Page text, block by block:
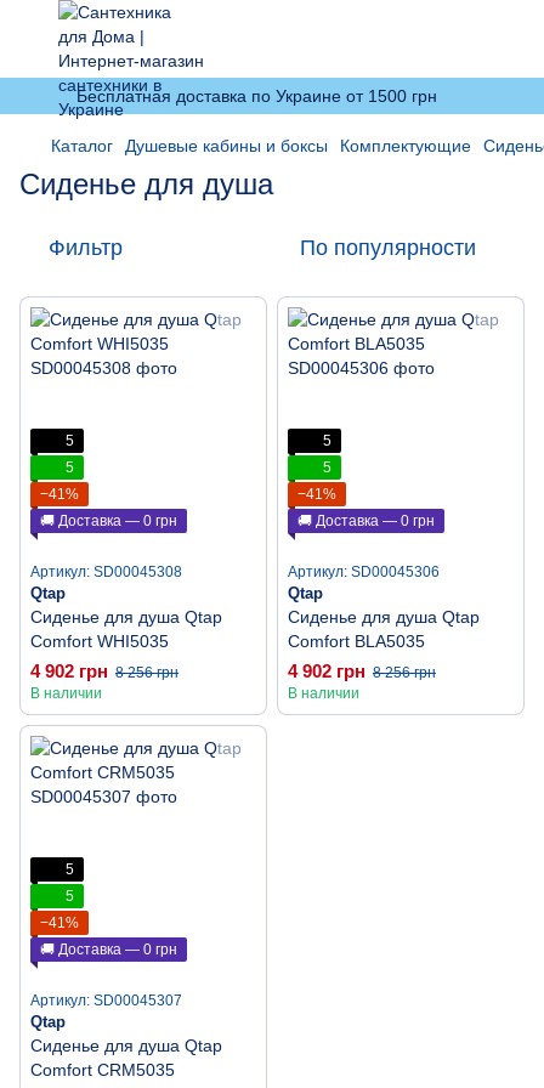
Бесплатная доставка по Украине от 1500 грн
Каталог Душевые кабины и боксы Комплектующие
Сиденье для душа
Фильтр По популярности
5
5
−41%
🚚 Доставка — 0 грн
Артикул: SD00045308
Qtap
Сиденье для душа Qtap
Comfort WHI5035
4 902 грн 8 256 грн
В наличии
5
5
−41%
🚚 Доставка — 0 грн
Артикул: SD00045306
Qtap
Сиденье для душа Qtap
Comfort BLA5035
4 902 грн 8 256 грн
В наличии
5
5
−41%
🚚 Доставка — 0 грн
Артикул: SD00045307
Qtap
Сиденье для душа Qtap
Comfort CRM5035